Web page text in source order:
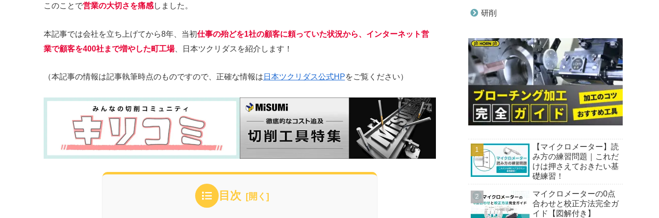
このことで営業の大切さを痛感しました。
本記事では会社を立ち上げてから8年、当初仕事の殆どを1社の顧客に頼っていた状況から、インターネット営
業で顧客を400社まで増やした町工場、日本ツクリダスを紹介します！
（本記事の情報は記事執筆時点のものですので、正確な情報は 日本ツクリダス公式HPをご覧ください）
目次
研削
【マイクロメーター】読
み方の練習問題｜これだ
けは押さえておきたい基
礎練習！
マイクロメーターの0点
合わせと校正方法完全ガ
イド【図解付き】